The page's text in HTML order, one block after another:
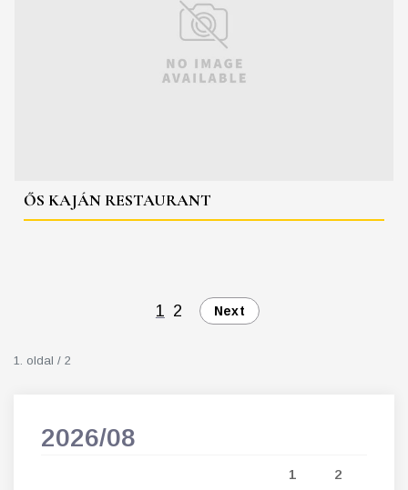
ŐS KAJÁN RESTAURANT
1 2 Next
1. oldal / 2
2026/08
1 2